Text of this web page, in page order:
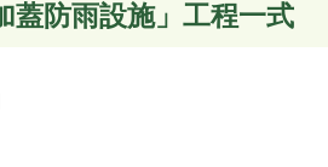
蓋防雨設施」工程一式